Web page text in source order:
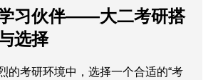
习伙伴——大二考研搭
选择
的考研环境中，选择一个合适的“考